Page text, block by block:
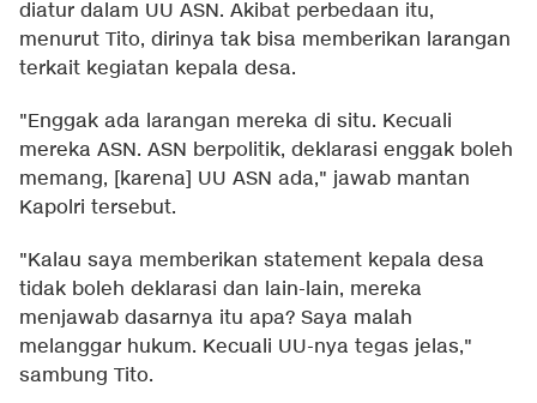
diatur dalam UU ASN. Akibat perbedaan itu,
menurut Tito, dirinya tak bisa memberikan larangan
terkait kegiatan kepala desa.
"Enggak ada larangan mereka di situ. Kecuali
mereka ASN. ASN berpolitik, deklarasi enggak boleh
memang, [karena] UU ASN ada," jawab mantan
Kapolri tersebut.
"Kalau saya memberikan statement kepala desa
tidak boleh deklarasi dan lain-lain, mereka
menjawab dasarnya itu apa? Saya malah
melanggar hukum. Kecuali UU-nya tegas jelas,"
sambung Tito.